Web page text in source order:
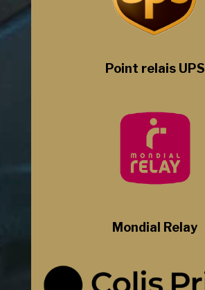
Point relais UPS
Mondial Relay